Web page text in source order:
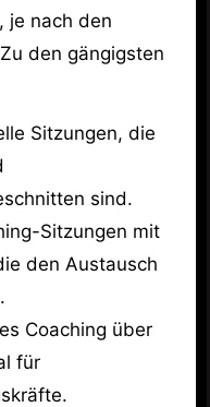
je nach den
den gängigsten
Sitzungen, die
sind.
Sitzungen mit
den Austausch
Coaching über
für